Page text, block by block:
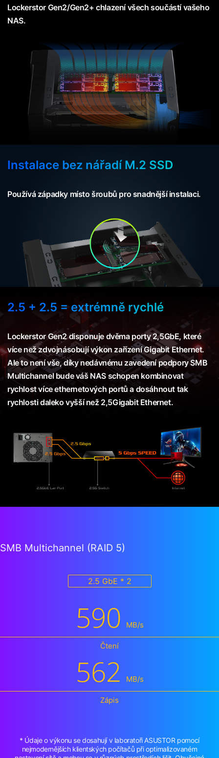
Lockerstor Gen2/Gen2+ chlazení všech součástí vašeho
NAS.
Instalace bez nářadí M.2 SSD
Používá západky místo šroubů pro snadnější instalaci.
2.5 + 2.5 = extrémně rychlé
Lockerstor Gen2 disponuje dvěma porty 2,5GbE, které
více než zdvojnásobují výkon zařízení Gigabit Ethernet.
Ale to není vše, díky nedávnému zavedení podpory SMB
Multichannel bude váš NAS schopen kombinovat
rychlost více ethernetových portů a dosáhnout tak
rychlosti daleko vyšší než 2,5Gigabit Ethernet.
SMB Multichannel (RAID 5)
2.5 GbE * 2
590 MB/s
Čtení
562 MB/s
Zápis
* Údaje o výkonu se dosahují v laboratoři ASUSTOR pomocí
nejmodernějších klientských počítačů při optimalizovaném